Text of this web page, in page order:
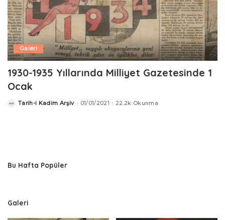
Galeri
1930-1935 Yıllarında Milliyet Gazetesinde 1
Ocak
PostedTarih-i Kadim Arşiv 01/01/2021 22.2k Okunma
Bu Hafta Popüler
Galeri